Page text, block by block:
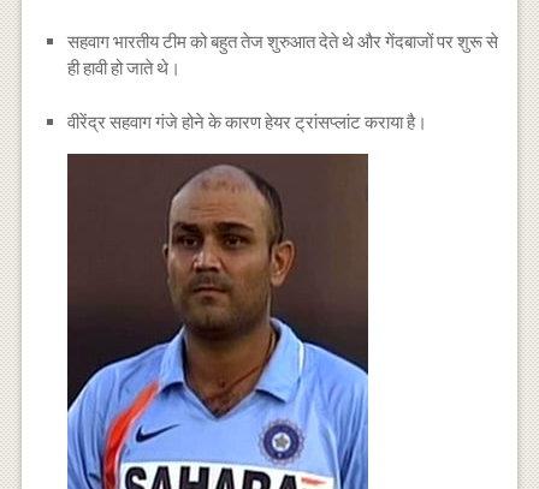
सहवाग भारतीय टीम को बहुत तेज शुरुआत देते थे और गेंदबाजों पर शुरू से
ही हावी हो जाते थे।
वीरेंद्र सहवाग गंजे होने के कारण हेयर ट्रांसप्लांट कराया है।